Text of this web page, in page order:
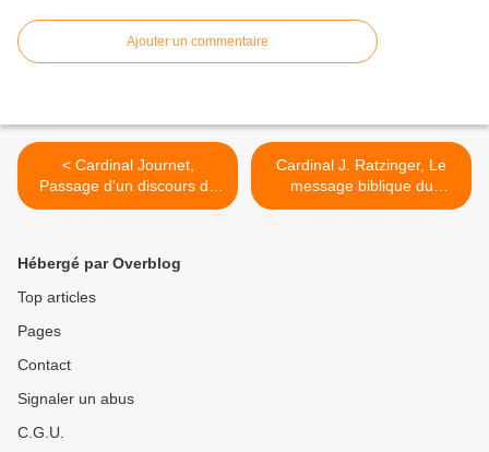
Ajouter un commentaire
< Cardinal Journet,
Passage d'un discours du
Cardinal Wyszynski
Cardinal J. Ratzinger, Le
message biblique du
Temple fait de pierres
Hébergé par Overblog
Top articles
Pages
Contact
Signaler un abus
C.G.U.